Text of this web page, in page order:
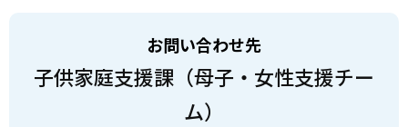
お問い合わせ先
子供家庭支援課（母子・女性支援チー
ム）